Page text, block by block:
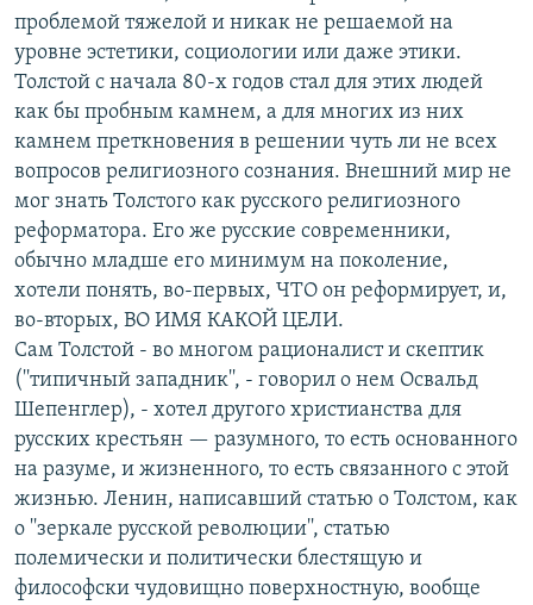
проблемой тяжелой и никак не решаемой на
уровне эстетики, социологии или даже этики.
Толстой с начала 80-х годов стал для этих людей
как бы пробным камнем, а для многих из них
камнем преткновения в решении чуть ли не всех
вопросов религиозного сознания. Внешний мир не
мог знать Толстого как русского религиозного
реформатора. Его же русские современники,
обычно младше его минимум на поколение,
хотели понять, во-первых, ЧТО он реформирует, и,
во-вторых, ВО ИМЯ КАКОЙ ЦЕЛИ.
Сам Толстой - во многом рационалист и скептик
(''типичный западник'', - говорил о нем Освальд
Шепенглер), - хотел другого христианства для
русских крестьян — разумного, то есть основанного
на разуме, и жизненного, то есть связанного с этой
жизнью. Ленин, написавший статью о Толстом, как
о ''зеркале русской революции'', статью
полемически и политически блестящую и
философски чудовищно поверхностную, вообще